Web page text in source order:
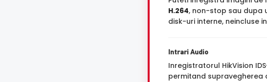
H.264, non-stop sau dupa
disk-uri interne, neincluse
Intrari Audio
Inregistratorul HikVision
permitand supravegherea